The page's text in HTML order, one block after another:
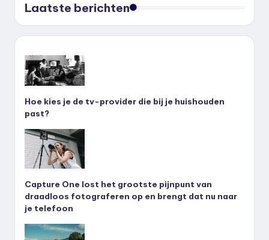
Laatste berichten
Hoe kies je de tv-provider die bij je huishouden
past?
Capture One lost het grootste pijnpunt van
draadloos fotograferen op en brengt dat nu naar
je telefoon